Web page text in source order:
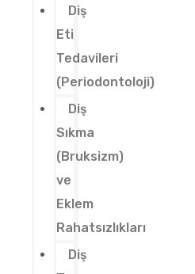
Diş
Eti
Tedavileri
(Periodontoloji)
Diş
Sıkma
(Bruksizm)
ve
Eklem
Rahatsızlıkları
Diş